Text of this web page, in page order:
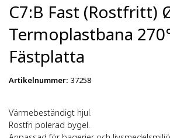
C7:B Fast (Rostfritt)
Termoplastbana
Fästplatta
Artikelnummer: 37258
Värmebeständigt hjul.
Rostfri polerad bygel.